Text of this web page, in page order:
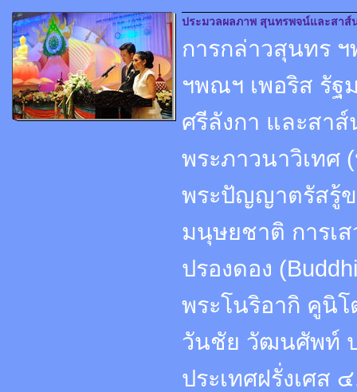
ประมวลผลภาพ สุนทรพจน์และสาส์
การกล่าวสุนทร
ฯพณฯ เพอริส รัฐ
ศรีลังกา และสา
พระภาวนาวิเทศ
พระปัญญาตรัสรู้ข
มนุษยชาติ การเ
ปรองดอง
พระโนริอากิ คูนิ
วันชัย วัฒนศัพท์ ป
ประเทศฝรั่งเศส